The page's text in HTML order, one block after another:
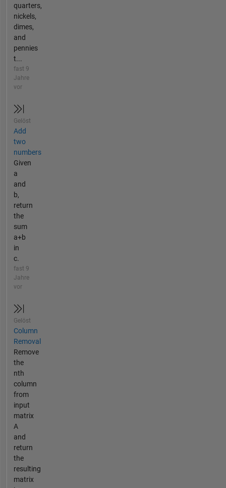
quarters,
nickels,
dimes,
and
pennies
t...
fast 9
Jahre
vor
Gelöst
Add
two
numbers
Given
a
and
b,
return
the
sum
a+b
in
c.
fast 9
Jahre
vor
Gelöst
Column
Removal
Remove
the
nth
column
from
input
matrix
A
and
return
the
resulting
matrix